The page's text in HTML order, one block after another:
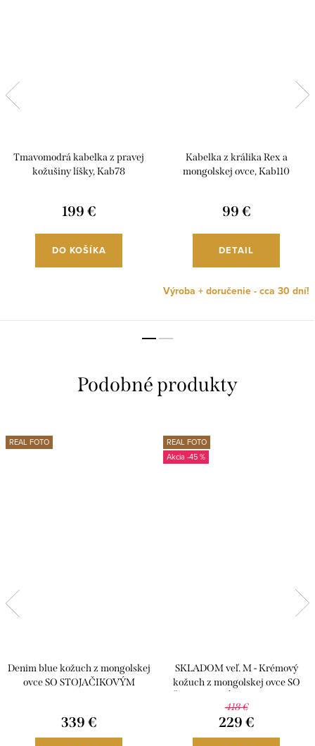
Tmavomodrá kabelka z pravej
kožušiny líšky, Kab78
199 €
DO KOŠÍKA
Kabelka z králika Rex a
mongolskej ovce, Kab110
99 €
DETAIL
Výroba + doručenie - cca 30 dní!
REAL FOTO
Denim blue kožuch z mongolskej
ovce SO STOJAČIKOVÝM
339 €
REAL FOTO
-45 %
SKLADOM veľ. M - Krémový
kožuch z mongolskej ovce SO
K304
418 €
229 €